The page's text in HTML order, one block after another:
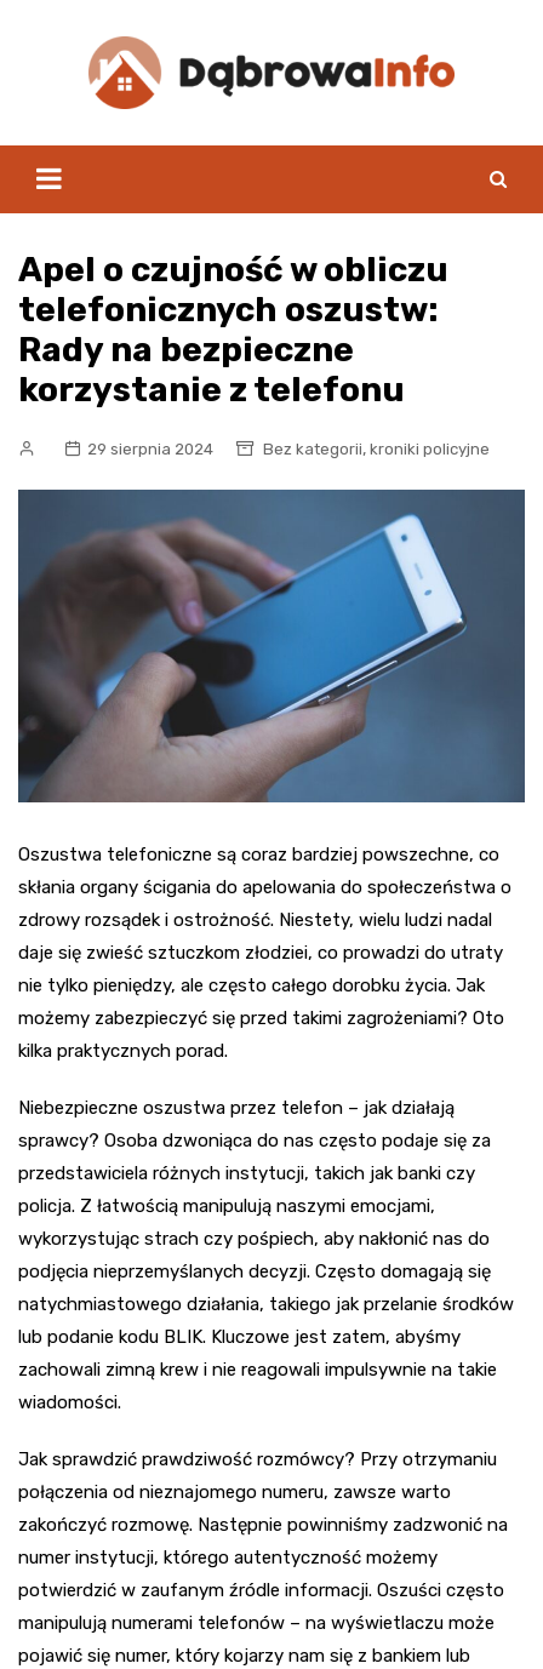
Apel o czujność w obliczu
telefonicznych oszustw:
Rady na bezpieczne
korzystanie z telefonu
29 sierpnia 2024 Bez kategorii, kroniki policyjne
Oszustwa telefoniczne są coraz bardziej powszechne, co
skłania organy ścigania do apelowania do społeczeństwa o
zdrowy rozsądek i ostrożność. Niestety, wielu ludzi nadal
daje się zwieść sztuczkom złodziei, co prowadzi do utraty
nie tylko pieniędzy, ale często całego dorobku życia. Jak
możemy zabezpieczyć się przed takimi zagrożeniami? Oto
kilka praktycznych porad.
Niebezpieczne oszustwa przez telefon – jak działają
sprawcy? Osoba dzwoniąca do nas często podaje się za
przedstawiciela różnych instytucji, takich jak banki czy
policja. Z łatwością manipulują naszymi emocjami,
wykorzystując strach czy pośpiech, aby nakłonić nas do
podjęcia nieprzemyślanych decyzji. Często domagają się
natychmiastowego działania, takiego jak przelanie środków
lub podanie kodu BLIK. Kluczowe jest zatem, abyśmy
zachowali zimną krew i nie reagowali impulsywnie na takie
wiadomości.
Jak sprawdzić prawdziwość rozmówcy? Przy otrzymaniu
połączenia od nieznajomego numeru, zawsze warto
zakończyć rozmowę. Następnie powinniśmy zadzwonić na
numer instytucji, którego autentyczność możemy
potwierdzić w zaufanym źródle informacji. Oszuści często
manipulują numerami telefonów – na wyświetlaczu może
pojawić się numer, który kojarzy nam się z bankiem lub